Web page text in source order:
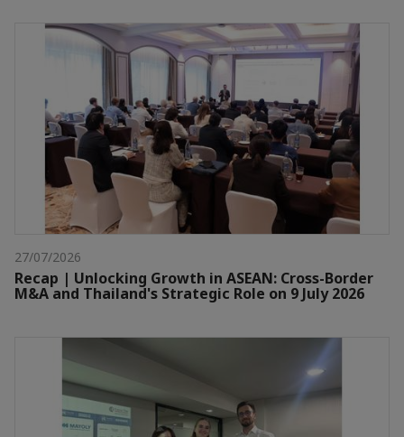
27/07/2026
Recap | Unlocking Growth in ASEAN: Cross-Border
M&A and Thailand's Strategic Role on 9 July 2026